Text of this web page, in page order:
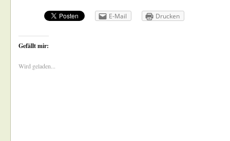
E-Mail Drucken
Gefällt mir:
Wird geladen...